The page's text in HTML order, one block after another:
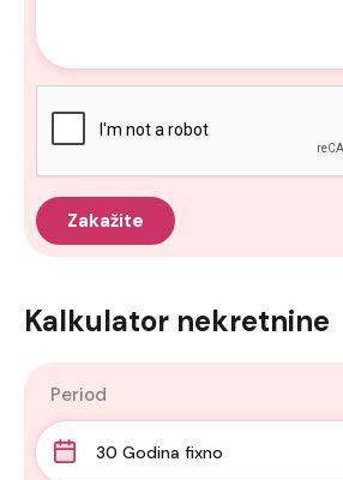
Kalkulator nekretnine
Period
30 Godina fixno